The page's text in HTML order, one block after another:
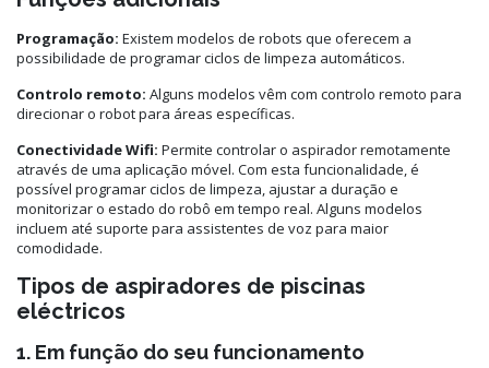
Programação: Existem modelos de robots que oferecem a
possibilidade de programar ciclos de limpeza automáticos.
Controlo remoto: Alguns modelos vêm com controlo remoto para
direcionar o robot para áreas específicas.
Conectividade Wifi: Permite controlar o aspirador remotamente
através de uma aplicação móvel. Com esta funcionalidade, é
possível programar ciclos de limpeza, ajustar a duração e
monitorizar o estado do robô em tempo real. Alguns modelos
incluem até suporte para assistentes de voz para maior
comodidade.
Tipos de aspiradores de piscinas
eléctricos
1. Em função do seu funcionamento